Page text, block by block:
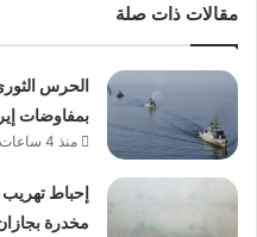
مقالات ذات صلة
الحرس
بمفاوضات
منذ 4 ساعات
مخدرة